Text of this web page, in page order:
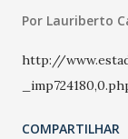
Por Lauriberto
http://
COMPARTILHAR